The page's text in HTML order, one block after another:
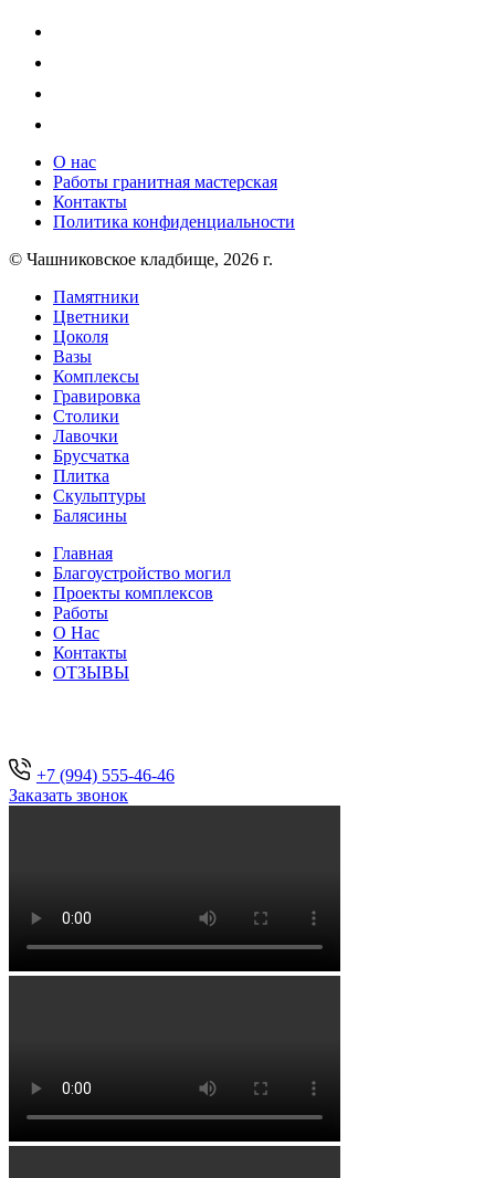
О нас
Работы гранитная мастерская
Контакты
Политика конфиденциальности
© Чашниковское кладбище, 2026 г.
Памятники
Цветники
Цоколя
Вазы
Комплексы
Гравировка
Столики
Лавочки
Брусчатка
Плитка
Скульптуры
Балясины
Главная
Благоустройство могил
Проекты комплексов
Работы
О Нас
Контакты
ОТЗЫВЫ
+7 (994) 555-46-46
Заказать звонок